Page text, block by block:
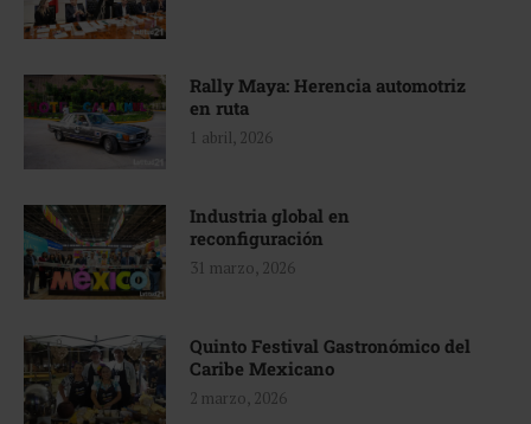
Rally Maya: Herencia automotriz
en ruta
1 abril, 2026
Industria global en
reconfiguración
31 marzo, 2026
Quinto Festival Gastronómico del
Caribe Mexicano
2 marzo, 2026